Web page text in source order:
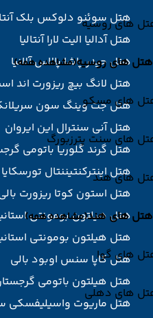
های روسیه
هتل های روسیه(مشاهده همه)
های مسکو
های سنت پترزبورگ
های هند
هتل های هند(مشاهده همه)
های گوا
های دهلی
هتل سوئنو دلوکس بلک
هتل آدالیا الیت لارا آنتالیا
هتل حیدر پاشا پالاس آلانیا
هتل لانگ بیچ ریزورت اند اسپا
هتل جت وینگ سون
هتل آنی سنترال این ایروان
هتل گرند گلوریا باتومی
هتل اینترکنتیننتال
هتل استون کوتا ریزورت
هتل هیلتون بومونتی
هتل هیلتون بومونتی
هتل کاپا سنس اوبود بالی
هتل هیلتون باتومی
هتل ماریوت واسیلیفسکی